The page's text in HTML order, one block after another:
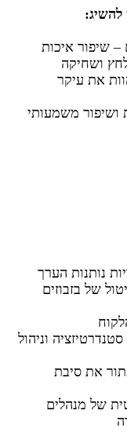
– שיפור איכות
ושחיקה
את עיקר
ושיפור משמעותי
נותנות הערך
של בזבוזים
וניהול
את סיבת
של מנהלים